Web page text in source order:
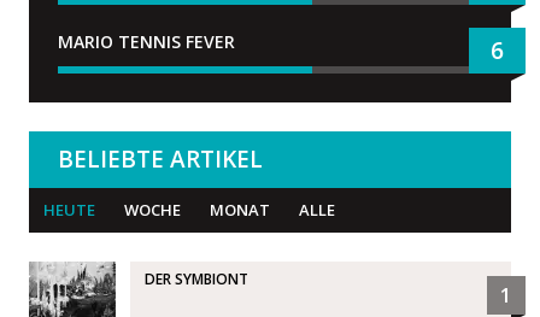
MARIO TENNIS FEVER 6
BELIEBTE ARTIKEL
HEUTE WOCHE MONAT ALLE
DER SYMBIONT
1